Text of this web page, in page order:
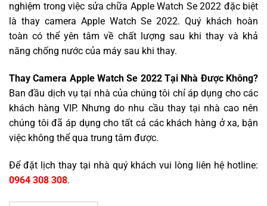
nghiệm trong việc sửa chữa Apple Watch Se 2022 đặc biệt
là thay camera Apple Watch Se 2022. Quý khách hoàn
toàn có thể yên tâm về chất lượng sau khi thay và khả
năng chống nước của máy sau khi thay.
Thay Camera Apple Watch Se 2022 Tại Nhà Được Không?
Ban đầu dịch vụ tại nhà của chúng tôi chỉ áp dụng cho các
khách hàng VIP. Nhưng do nhu cầu thay tại nhà cao nên
chúng tôi đã áp dụng cho tất cả các khách hàng ở xa, bận
việc không thể qua trung tâm được.
Để đặt lịch thay tại nhà quý khách vui lòng liên hệ hotline:
0964 308 308.